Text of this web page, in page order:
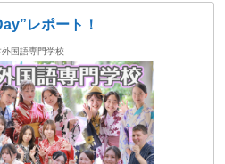
レポート！
外国語専門学校